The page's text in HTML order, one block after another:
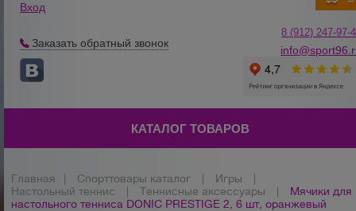
Вход
Заказать обратный звонок
8 (912) 247-97-
КАТАЛОГ ТОВАРОВ
Главная Спорттовары каталог Игры
Настольный теннис
Теннисные аксессуары
Мячики для
настольного тенниса DONIC PRESTIGE 2, 6 шт, оранжевый